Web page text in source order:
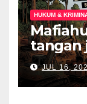
HUKUM &
tangan
sawit
JUL 16,